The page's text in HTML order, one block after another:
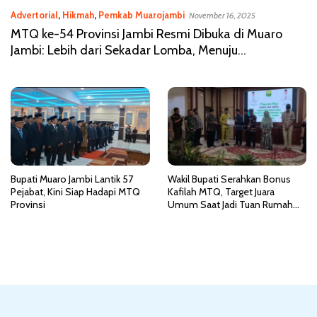
Advertorial, Hikmah, Pemkab Muarojambi November 16, 2025
MTQ ke-54 Provinsi Jambi Resmi Dibuka di Muaro
Jambi: Lebih dari Sekadar Lomba, Menuju
Bupati Muaro Jambi Lantik 57
Pejabat, Kini Siap Hadapi MTQ
Provinsi
Wakil Bupati Serahkan Bonus
Kafilah MTQ, Target Juara
Umum Saat Jadi Tuan Rumah